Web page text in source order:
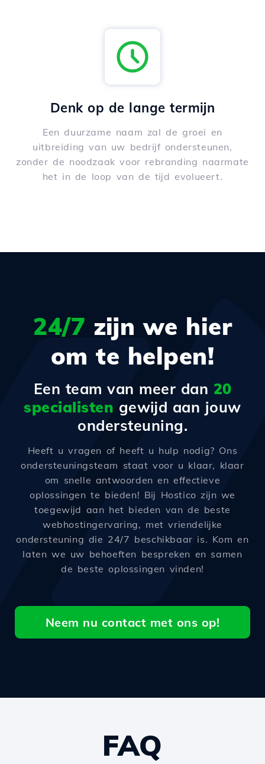
Denk op de lange termijn
Een duurzame naam zal de groei en
uitbreiding van uw bedrijf ondersteunen,
zonder de noodzaak voor rebranding naarmate
het in de loop van de tijd evolueert.
24/7 zijn we hier
om te helpen!
Een team van meer dan 20
specialisten gewijd aan jouw
ondersteuning.
Heeft u vragen of heeft u hulp nodig? Ons
ondersteuningsteam staat voor u klaar, klaar
om snelle antwoorden en effectieve
oplossingen te bieden! Bij Hostico zijn we
toegewijd aan het bieden van de beste
webhostingervaring, met vriendelijke
ondersteuning die 24/7 beschikbaar is. Kom en
laten we uw behoeften bespreken en samen
de beste oplossingen vinden!
Neem nu contact met ons op!
FAQ